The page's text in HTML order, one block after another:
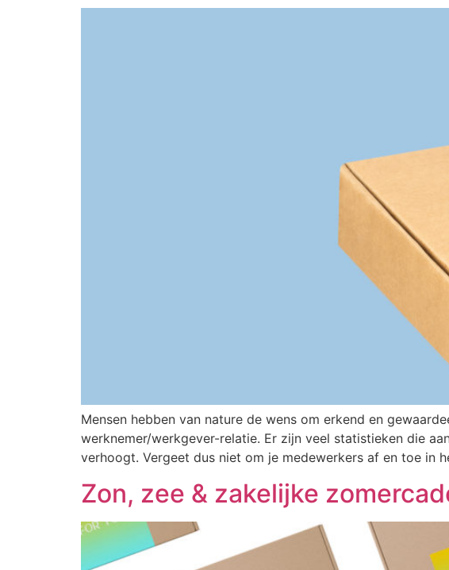
Mensen hebben van nature de wens om erkend en
werknemer/werkgever-relatie. Er zijn veel statistieken die
verhoogt. Vergeet dus niet om je medewerkers af en toe in
Zon, zee & zakelijke